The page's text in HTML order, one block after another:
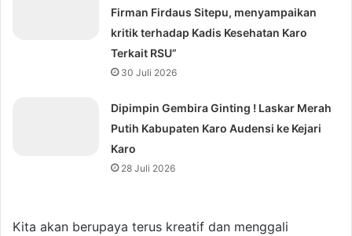
Firman Firdaus Sitepu, menyampaikan
kritik terhadap Kadis Kesehatan Karo
Terkait RSU”
30 Juli 2026
Dipimpin Gembira Ginting ! Laskar Merah
Putih Kabupaten Karo Audensi ke Kejari
Karo
28 Juli 2026
Kita akan berupaya terus kreatif dan menggali